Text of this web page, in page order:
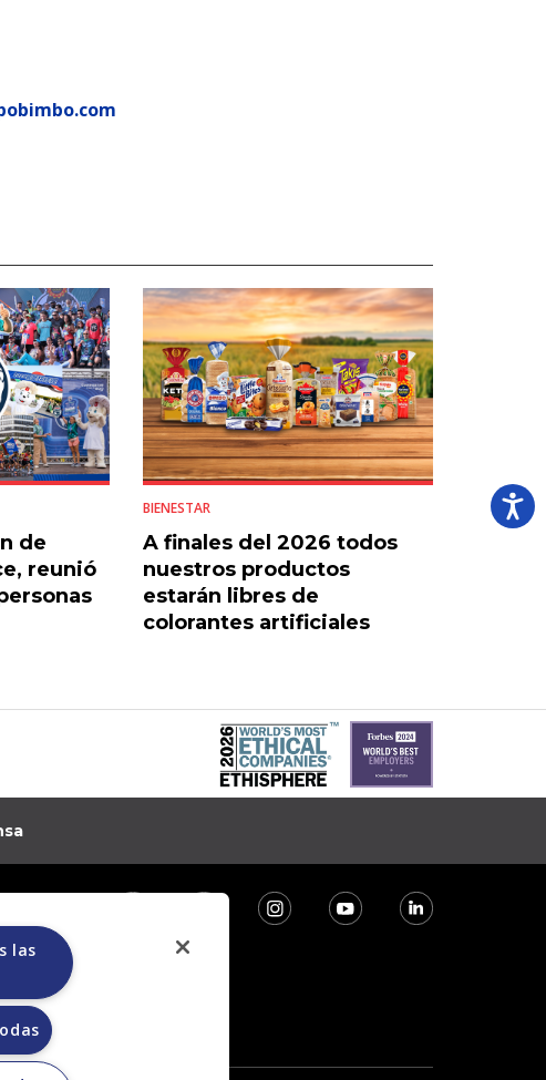
de
reunió
BIENESTAR
A finales del 2026 todos
nuestros productos
estarán libres de
colorantes artificiales
las